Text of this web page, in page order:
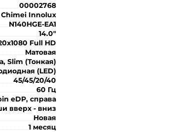
00002768
Chimei Innolux
N140HGE-EA1
14.0"
Full HD
Матовая
Slim (Тонкая)
(LED)
45/45/20/40
60 Гц
eDP, справа
вверх - вниз
Новая
1 месяц